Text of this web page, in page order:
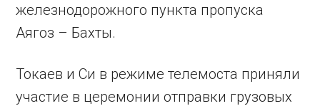
железнодорожного пункта пропуска
Аягоз – Бахты.
Токаев и Си в режиме телемоста приняли
участие в церемонии отправки грузовых